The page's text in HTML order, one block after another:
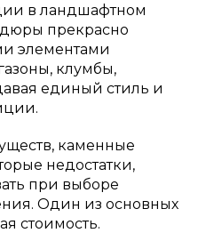
в ландшафтном
прекрасно
элементами
клумбы,
единый стиль и
каменные
недостатки,
при выборе
Один из основных
стоимость.